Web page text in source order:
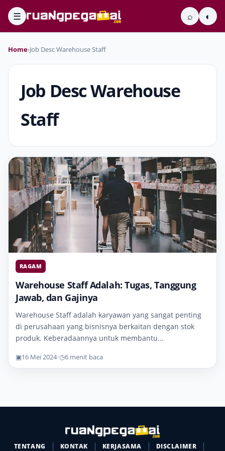
☰ ⌕ ◐
Home›Job Desc Warehouse Staff
Job Desc Warehouse
Staff
RAGAM
Warehouse Staff Adalah: Tugas, Tanggung
Jawab, dan Gajinya
Warehouse Staff adalah karyawan yang sangat penting
di perusahaan yang bisnisnya berkaitan dengan stok
produk. Keberadaannya untuk membantu...
▣16 Mei 2024•◷6 menit baca
TENTANG KONTAK KERJASAMA DISCLAIMER